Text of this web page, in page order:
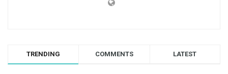
TRENDING COMMENTS LATEST